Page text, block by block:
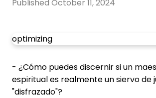
Published October 11, 2024
optimizing
- ¿Cómo puedes discernir si un
espiritual es realmente un siervo de
"disfrazado"?